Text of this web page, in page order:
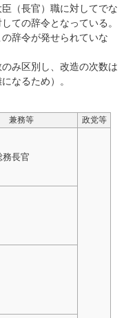
（長官）職に対してでな
ての辞令となっている。
辞令が発せられていな
み区別し、改造の次数は
なるため）。
兼務等 政党等
務長官